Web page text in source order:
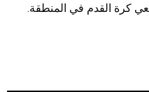
كرة القدم في المنطقة.